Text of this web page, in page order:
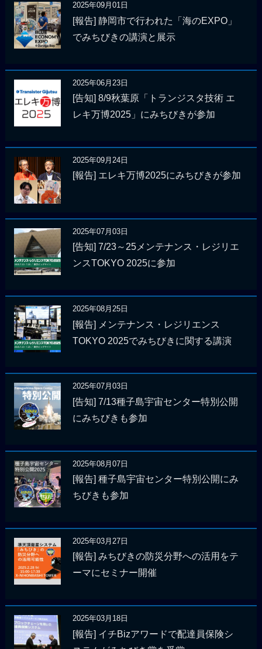
2025年09月01日
[報告] 静岡市で行われた「海のEXPO」
でみちびきの講演と展示
2025年06月23日
[告知] 8/9秋葉原「トランジスタ技術 エ
レキ万博2025」にみちびきが参加
2025年09月24日
[報告] エレキ万博2025にみちびきが参加
2025年07月03日
[告知] 7/23～25メンテナンス・レジリエ
ンスTOKYO 2025に参加
2025年08月25日
[報告] メンテナンス・レジリエンス
TOKYO 2025でみちびきに関する講演
2025年07月03日
[告知] 7/13種子島宇宙センター特別公開
にみちびきも参加
2025年08月07日
[報告] 種子島宇宙センター特別公開にみ
ちびきも参加
2025年03月27日
[報告] みちびきの防災分野への活用をテ
ーマにセミナー開催
2025年03月18日
[報告] イチBizアワードで配達員保険シ